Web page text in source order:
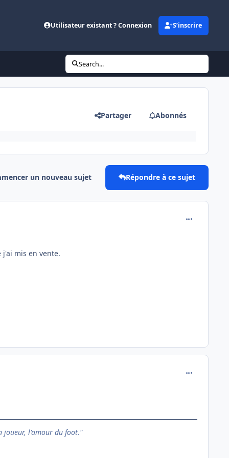
Utilisateur existant ? Connexion S’inscrire
Search...
Partager Abonnés
un nouveau sujet Répondre à ce sujet
mis en vente.
joueur, l'amour du foot."